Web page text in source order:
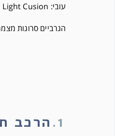
עובי: Light Cusion
הגרביים סרוגות
1. הרכב